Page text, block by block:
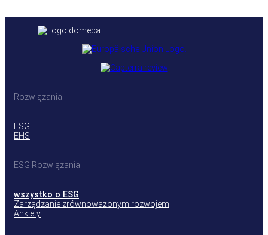
Rozwiązania
ESG
EHS
ESG Rozwiązania
wszystko o ESG
Zarządzanie zrównoważonym rozwojem
Ankiety